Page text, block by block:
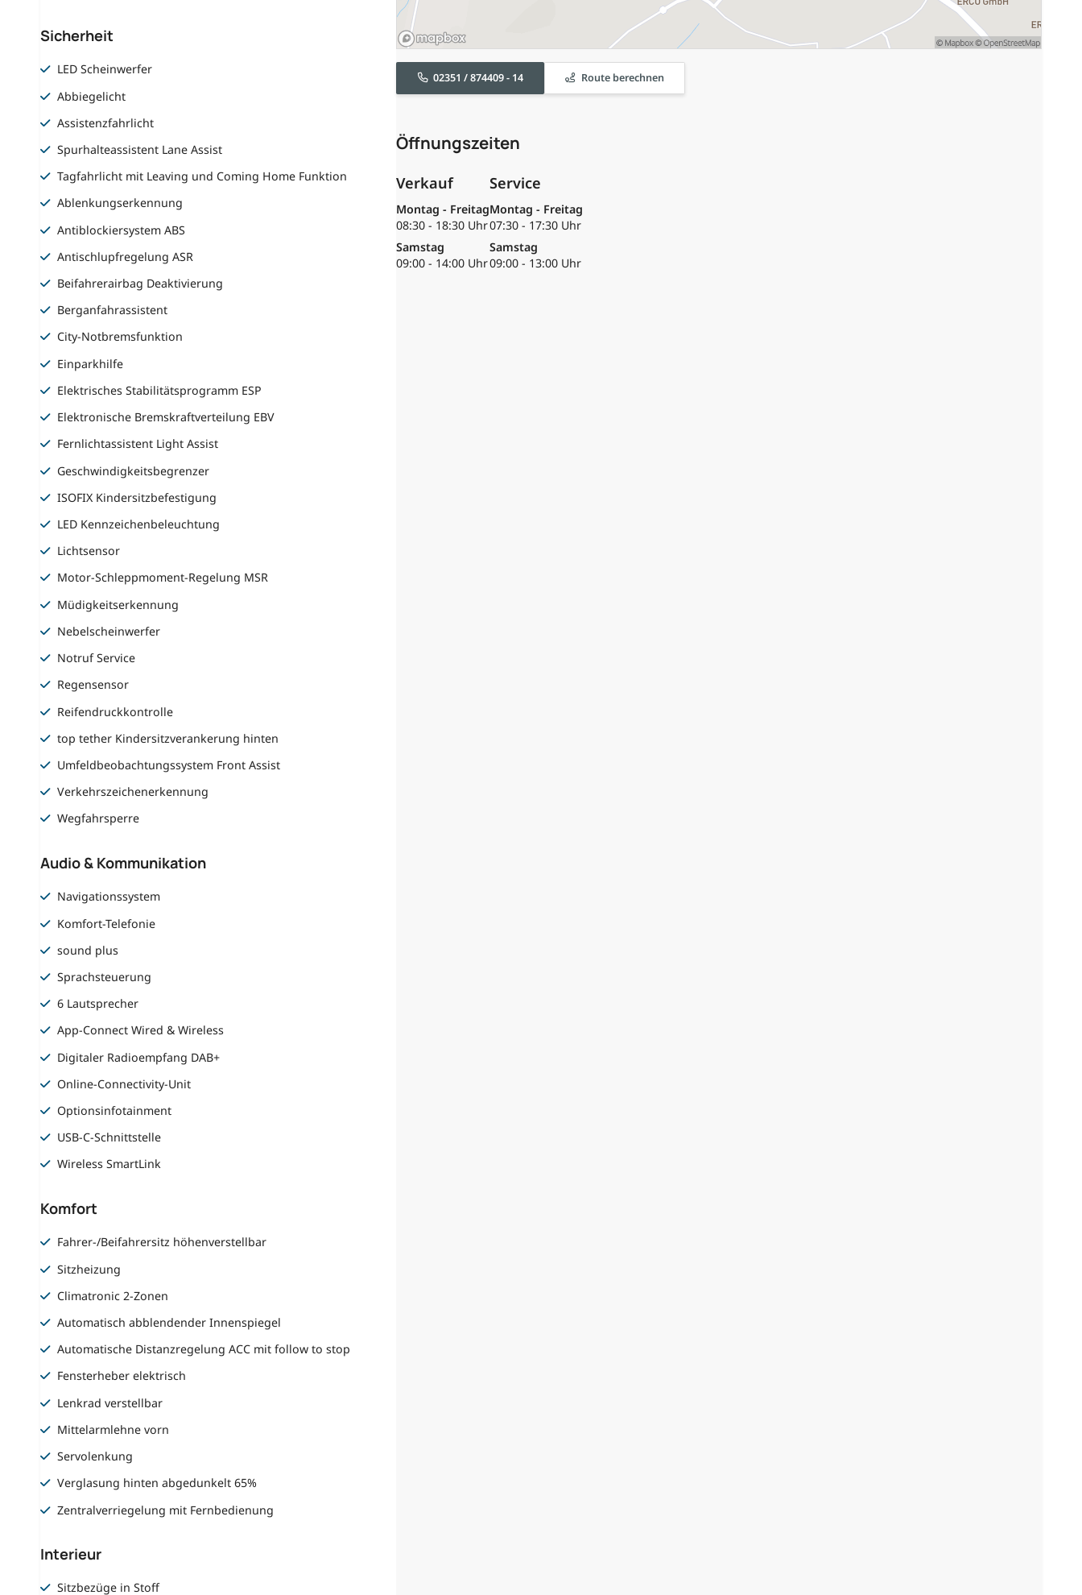
Sicherheit
LED Scheinwerfer
Abbiegelicht
Assistenzfahrlicht
Spurhalteassistent Lane Assist
Tagfahrlicht mit Leaving und Coming Home Funktion
Ablenkungserkennung
Antiblockiersystem ABS
Antischlupfregelung ASR
Beifahrerairbag Deaktivierung
Berganfahrassistent
City-Notbremsfunktion
Einparkhilfe
Elektrisches Stabilitätsprogramm ESP
Elektronische Bremskraftverteilung EBV
Fernlichtassistent Light Assist
Geschwindigkeitsbegrenzer
ISOFIX Kindersitzbefestigung
LED Kennzeichenbeleuchtung
Lichtsensor
Motor-Schleppmoment-Regelung MSR
Müdigkeitserkennung
Nebelscheinwerfer
Notruf Service
Regensensor
Reifendruckkontrolle
top tether Kindersitzverankerung hinten
Umfeldbeobachtungssystem Front Assist
Verkehrszeichenerkennung
Wegfahrsperre
Audio & Kommunikation
Navigationssystem
Komfort-Telefonie
sound plus
Sprachsteuerung
6 Lautsprecher
App-Connect Wired & Wireless
Digitaler Radioempfang DAB+
Online-Connectivity-Unit
Optionsinfotainment
USB-C-Schnittstelle
Wireless SmartLink
Komfort
Fahrer-/Beifahrersitz höhenverstellbar
Sitzheizung
Climatronic 2-Zonen
Automatisch abblendender Innenspiegel
Automatische Distanzregelung ACC mit follow to stop
Fensterheber elektrisch
Lenkrad verstellbar
Mittelarmlehne vorn
Servolenkung
Verglasung hinten abgedunkelt 65%
Zentralverriegelung mit Fernbedienung
Interieur
Sitzbezüge in Stoff
02351 / 874409 - 14 Route berechnen
Öffnungszeiten
Verkauf
Montag - Freitag
08:30 - 18:30 Uhr
Samstag
09:00 - 14:00 Uhr
Service
Montag - Freitag
07:30 - 17:30 Uhr
Samstag
09:00 - 13:00 Uhr